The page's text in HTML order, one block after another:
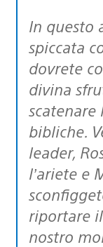
In questo action game epico e dalla
spiccata
dovrete
divina
bibliche.
leader,
l’ariete e
riportare
nostro